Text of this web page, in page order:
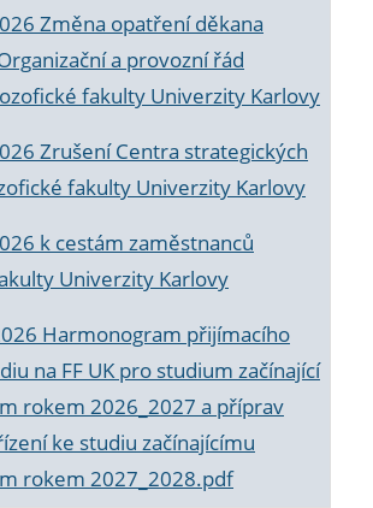
Změna opatření děkana
a provozní řád
fakulty Univerzity Karlovy
Zrušení Centra strategických
fakulty Univerzity Karlovy
k cestám zaměstnanců
Univerzity Karlovy
Harmonogram přijímacího
na FF UK pro studium začínající
rokem 2026_2027 a příprav
ke studiu začínajícímu
rokem 2027_2028.pdf